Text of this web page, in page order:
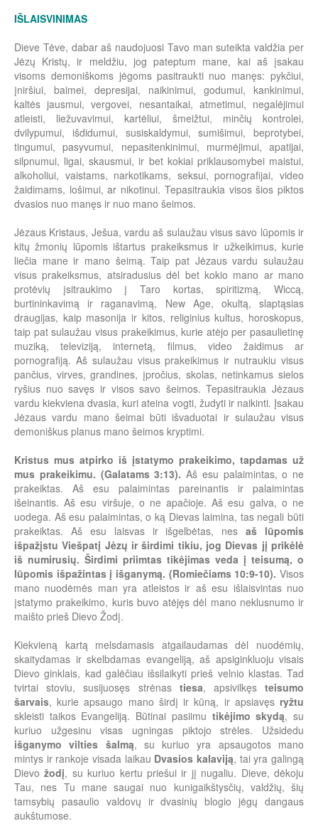
IŠLAISVINIMAS
Dieve Tėve, dabar aš naudojuosi Tavo man suteikta valdžia per
Jėzų Kristų, ir meldžiu, jog pateptum mane, kai aš įsakau
visoms demoniškoms jėgoms pasitraukti nuo manęs: pykčiui,
įniršiui, baimei, depresijai, naikinimui, godumui, kankinimui,
kaltės jausmui, vergovei, nesantaikai, atmetimui, negalėjimui
atleisti, liežuvavimui, kartėliui, šmeižtui, minčių kontrolei,
dvilypumui, išdidumui, susiskaldymui, sumišimui, beprotybei,
tingumui, pasyvumui, nepasitenkinimui, murmėjimui, apatijai,
silpnumui, ligai, skausmui, ir bet kokiai priklausomybei maistui,
alkoholiui, vaistams, narkotikams, seksui, pornografijai, video
žaidimams, lošimui, ar nikotinui. Tepasitraukia visos šios piktos
dvasios nuo manęs ir nuo mano šeimos.
Jėzaus Kristaus, Ješua, vardu aš sulaužau visus savo lūpomis ir
kitų žmonių lūpomis ištartus prakeiksmus ir užkeikimus, kurie
liečia mane ir mano šeimą. Taip pat Jėzaus vardu sulaužau
visus prakeiksmus, atsiradusius dėl bet kokio mano ar mano
protėvių įsitraukimo į Taro kortas, spiritizmą, Wiccą,
burtininkavimą ir raganavimą, New Age, okultą, slaptąsias
draugijas, kaip masonija ir kitos, religinius kultus, horoskopus,
taip pat sulaužau visus prakeikimus, kurie atėjo per pasaulietinę
muziką, televiziją, internetą, filmus, video žaidimus ar
pornografiją. Aš sulaužau visus prakeikimus ir nutraukiu visus
pančius, virves, grandines, įpročius, skolas, netinkamus sielos
ryšius nuo savęs ir visos savo šeimos. Tepasitraukia Jėzaus
vardu kiekviena dvasia, kuri ateina vogti, žudyti ir naikinti. Įsakau
Jėzaus vardu mano šeimai būti išvaduotai ir sulaužau visus
demoniškus planus mano šeimos kryptimi.
Kristus mus atpirko iš įstatymo prakeikimo, tapdamas už
mus prakeikimu. (Galatams 3:13). Aš esu palaimintas, o ne
prakeiktas. Aš esu palaimintas pareinantis ir palaimintas
išeinantis. Aš esu viršuje, o ne apačioje. Aš esu galva, o ne
uodega. Aš esu palaimintas, o ką Dievas laimina, tas negali būti
prakeiktas. Aš esu laisvas ir išgelbėtas, nesaš lūpomis
išpažįstu Viešpatį Jėzų ir širdimi tikiu, jog Dievas jį prikėlė
iš numirusių. Širdimi priimtas tikėjimas veda į teisumą, o
lūpomis išpažintas­ į išganymą. (Romiečiams 10:9-10). Visos
mano nuodėmės man yra atleistos ir aš esu išlaisvintas nuo
įstatymo prakeikimo, kuris buvo atėjęs dėl mano neklusnumo ir
maišto prieš Dievo Žodį.
Kiekvieną kartą melsdamasis atgailaudamas dėl nuodėmių,
skaitydamas ir skelbdamas evangeliją, aš apsiginkluoju visais
Dievo ginklais, kad galėčiau išsilaikyti prieš velnio klastas. Tad
tvirtai stoviu, susijuosęs strėnas tiesa, apsivilkęsteisumo
šarvais, kurie apsaugo mano širdį ir kūną, ir apsiavęsryžtu
skleisti taikos Evangeliją. Būtinai pasiimu tikėjimo skydą, su
kuriuo užgesinu visas ugningas piktojo strėles. Užsidedu
išganymo vilties šalmą, su kuriuo yra apsaugotos mano
mintys ir rankoje visada laikau Dvasios kalaviją, tai yra galingą
Dievožodį, su kuriuo kertu priešui ir jį nugaliu. Dieve, dėkoju
Tau, nes Tu mane saugai nuo kunigaikštysčių, valdžių, šių
tamsybių pasaulio valdovų ir dvasinių blogio jėgų dangaus
aukštumose.